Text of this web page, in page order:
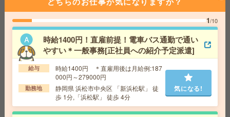
在宅あり＊基本17時45分まで＊受発注入力など[派遣]
給 与 時給1400円＋交 【月収例】232,750円～ ■
給与の前払いが可能な速払いサービスあり
交通費 交通費支給あり
勤務地
静岡県浜松市中央区 東海道本線（東海） 浜
松駅徒歩5分、遠州鉄道 新浜松駅徒歩7分
気になる!
社員予定＊賞与2回あり＊17時40分まで＊大手グループ企
業[紹介予定派遣]
1/10
時給1400円！直雇前提！電車バス通勤で通い
やすい＊一般事務[正社員への紹介予定派遣]
給与
時給1400円 ＊直雇用後は月給例:187
000円～279000円
勤務地
静岡県 浜松市中央区 「新浜松駅」 徒
歩 1分,「浜松駅」 徒歩 4分
気になる!